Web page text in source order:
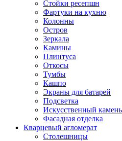
Стойки ресепшн
Фартуки на кухню
Колонны
Остров
Зеркала
Камины
Плинтуса
Откосы
Тумбы
Кашпо
Экраны для батарей
Подсветка
Искусственный
Фасадная отделка
Кварцевый агломерат
Столешницы